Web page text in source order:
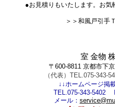
●お見積りもいたします。お気
＞＞和風戸引手
室 金物
〒600-8811 京都市下
（代表）TEL.075-343-
↓↓ホームページ掲
TEL.075-343-5402
メール：